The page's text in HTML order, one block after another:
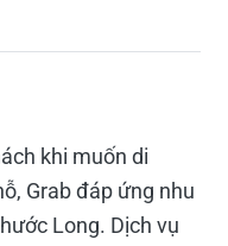
khi muốn di
Grab đáp ứng nhu
Long. Dịch vụ